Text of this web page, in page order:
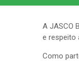
A JASCO
e respeito
Como